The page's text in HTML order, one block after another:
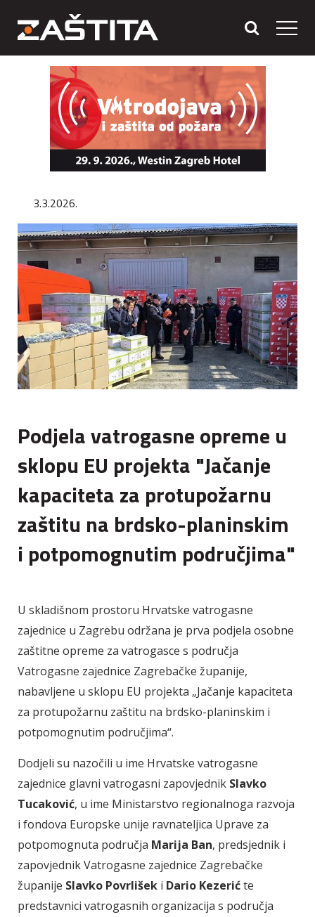
3.3.2026.
Podjela vatrogasne opreme u
sklopu EU projekta "Jačanje
kapaciteta za protupožarnu
zaštitu na brdsko-planinskim
i potpomognutim područjima"
U skladišnom prostoru Hrvatske vatrogasne
zajednice u Zagrebu održana je prva podjela osobne
zaštitne opreme za vatrogasce s područja
Vatrogasne zajednice Zagrebačke županije,
nabavljene u sklopu EU projekta „Jačanje kapaciteta
za protupožarnu zaštitu na brdsko-planinskim i
potpomognutim područjima“.
Dodjeli su nazočili u ime Hrvatske vatrogasne
zajednice glavni vatrogasni zapovjednik Slavko
Tucaković, u ime Ministarstvo regionalnoga razvoja
i fondova Europske unije ravnateljica Uprave za
potpomognuta područja Marija Ban, predsjednik i
zapovjednik Vatrogasne zajednice Zagrebačke
županije Slavko Povrlišek i Dario Kezerićte
predstavnici vatrogasnih organizacija s područja